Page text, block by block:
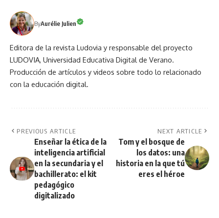
ByAurélie Julien
Editora de la revista Ludovia y responsable del proyecto
LUDOVIA, Universidad Educativa Digital de Verano.
Producción de artículos y videos sobre todo lo relacionado
con la educación digital.
PREVIOUS ARTICLE
Enseñar la ética de la
inteligencia artificial
en la secundaria y el
bachillerato: el kit
pedagógico
digitalizado
NEXT ARTICLE
Tom y el bosque de
los datos: una
historia en la que tú
eres el héroe